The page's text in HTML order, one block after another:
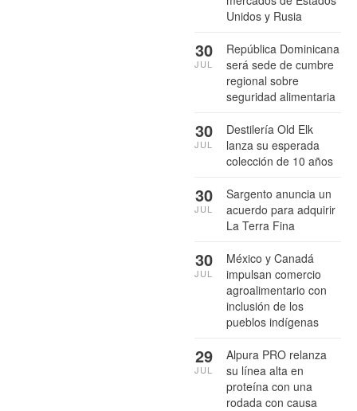
Unidos y Rusia
República Dominicana
será sede de cumbre
regional sobre
seguridad alimentaria
30
JUL
Destilería Old Elk
lanza su esperada
colección de 10 años
30
JUL
Sargento anuncia un
acuerdo para adquirir
La Terra Fina
30
JUL
México y Canadá
impulsan comercio
agroalimentario con
inclusión de los
pueblos indígenas
30
JUL
Alpura PRO relanza
su línea alta en
proteína con una
rodada con causa
29
JUL